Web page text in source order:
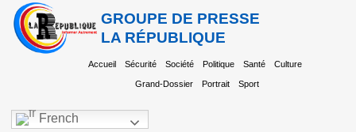
GROUPE DE PRESSE
LA RÉPUBLIQUE
Accueil Sécurité Société Politique Santé Culture
Grand-Dossier Portrait Sport
French